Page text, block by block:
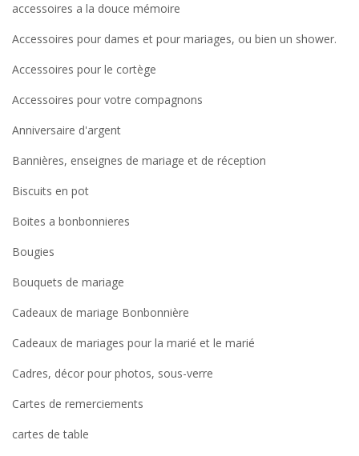
accessoires a la douce mémoire
Accessoires pour dames et pour mariages, ou bien un shower.
Accessoires pour le cortège
Accessoires pour votre compagnons
Anniversaire d'argent
Bannières, enseignes de mariage et de réception
Biscuits en pot
Boites a bonbonnieres
Bougies
Bouquets de mariage
Cadeaux de mariage Bonbonnière
Cadeaux de mariages pour la marié et le marié
Cadres, décor pour photos, sous-verre
Cartes de remerciements
cartes de table